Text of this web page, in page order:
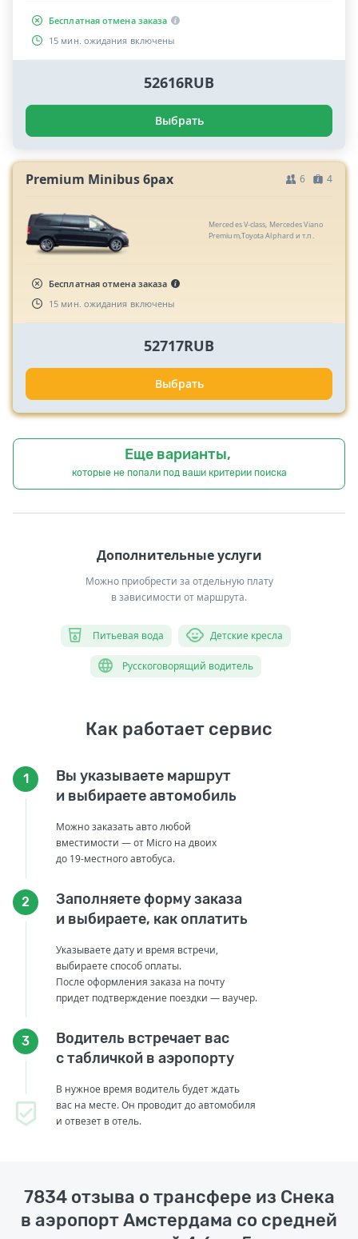
Бесплатная отмена заказа
15 мин. ожидания включены
52616RUB
Выбрать
Premium Minibus 6pax 6 4
Mercedes V-class, Mercedes Viano
Premium,Toyota Alphard и т.п.
Бесплатная отмена заказа
15 мин. ожидания включены
52717RUB
Выбрать
Еще варианты,
которые не попали под ваши критерии поиска
Дополнительные услуги
Можно приобрести за отдельную плату
в зависимости от маршрута.
Питьевая вода Детские кресла
Русскоговорящий водитель
Как работает сервис
1
Вы указываете маршрут
и выбираете автомобиль
Можно заказать авто любой
вместимости — от Micro на двоих
до 19-местного автобуса.
2
Заполняете форму заказа
и выбираете, как оплатить
Указываете дату и время встречи,
выбираете способ оплаты.
После оформления заказа на почту
придет подтверждение поездки — ваучер.
3
Водитель встречает вас
с табличкой в аэропорту
В нужное время водитель будет ждать
вас на месте. Он проводит до автомобиля
и отвезет в отель.
7834 отзыва о трансфере из Снека
в аэропорт Амстердама со средней